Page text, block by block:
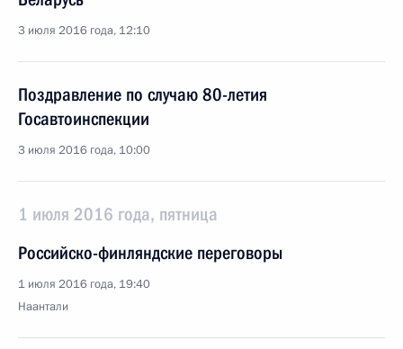
3 июля 2016 года, 12:10
Поздравление по случаю 80-летия
Госавтоинспекции
3 июля 2016 года, 10:00
1 июля 2016 года, пятница
Российско-финляндские переговоры
1 июля 2016 года, 19:40
Наантали